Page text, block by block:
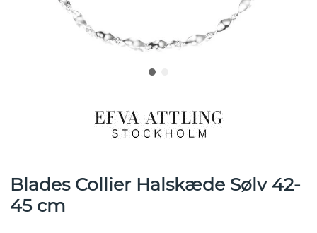
Blades Collier Halskæde Sølv 42-
45 cm